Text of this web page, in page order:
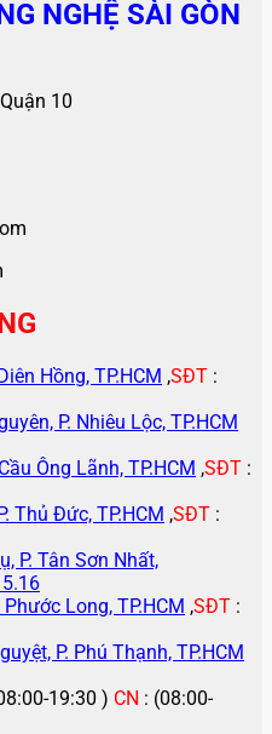
NGHỆ SÀI GÒN
10
Hồng, TP.HCM ,SĐT :
P. Nhiêu Lộc, TP.HCM
Ông Lãnh, TP.HCM ,SĐT :
Thủ Đức, TP.HCM ,SĐT :
P. Tân Sơn Nhất,
Long, TP.HCM ,SĐT :
P. Phú Thạnh, TP.HCM
19:30 ) CN : (08:00-